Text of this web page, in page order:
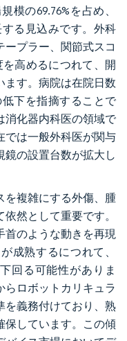
模の69.76%を占め、
する見込みです。外科
プラー、関節式スコ
高めるにつれて、開
ます。病院は在院日数
下を指摘することで
消化器内科医の領域で
では一般外科医が関与
の設置台数が拡大し
を複雑にする外傷、腫
然として重要です。
首のような動きを再現
成熟するにつれて、
回る可能性がありま
ロボットカリキュラ
を義務付けており、熟
保しています。この傾